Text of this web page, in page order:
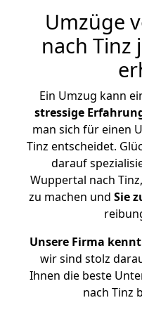
Umzüge
nach Tinz
Ein Umzug kann
stressige
man sich für einen
Tinz entscheidet.
darauf
Wuppertal nach
zu machen und Sie
Unsere Firma
wir sind stolz
Ihnen die beste
nach Tinz